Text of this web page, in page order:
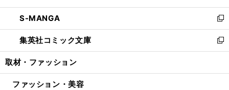
開
く
ウ
で
開
く
ン
ド
ウ
で
開
ウ
ィ
ン
ド
ウ
開
し
い
ウ
ィ
ン
ウ
S-MANGA
新
し
い
ウ
ン
集英社コミック文庫
新
し
ウ
取材・ファッション
ファッション・美容